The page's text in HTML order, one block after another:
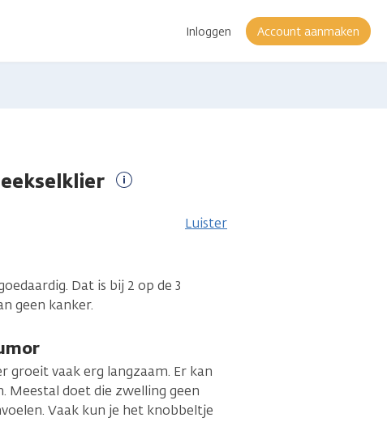
Inloggen Account aanmaken
informatieLuister
Dat is bij 2 op de 3
geen kanker.
groeit vaak erg langzaam. Er kan
doet die zwelling geen
Vaak kun je het knobbeltje